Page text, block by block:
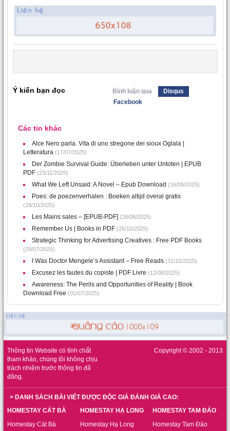
Ý kiến bạn đọc Bình luận qua
Disqus
Facebook
Các tin khác
Alce Nero parla. Vita di uno stregone dei sioux Oglala |
Letteratura (17/07/2025)
Der Zombie Survival Guide: Überleben unter Untoten | EPUB
PDF (23/11/2025)
What We Left Unsaid: A Novel – Epub Download (16/08/2025)
Poes: de poezenverhalen : Boeken altijd overal gratis
(18/10/2025)
Les Mains sales – [EPUB-PDF] (28/08/2025)
Remember Us | Books in PDF (26/10/2025)
Strategic Thinking for Advertising Creatives : Free PDF Books
(29/07/2025)
I Was Doctor Mengele’s Assistant – Free Reads (31/10/2025)
Excusez les fautes du copiste | PDF Livre (12/08/2025)
Awareness: The Perils and Opportunities of Reality | Book
Download Free (01/07/2025)
Thông tin Website có tính chất
tham khảo, chúng tôi không chịu
trách nhiệm trước thông tin đã
đăng.
Copyright © 2002 - 2013
> DANH SÁCH BÀI VIẾT ĐƯỢC ĐỘC GIẢ ĐÁNH GIÁ CAO:
HOMESTAY CÁT BÀ
Homestay Cát Bà
HOMESTAY HẠ LONG
Homestay Hạ Long
HOMESTAY TAM ĐẢO
Homestay Tam Đảo